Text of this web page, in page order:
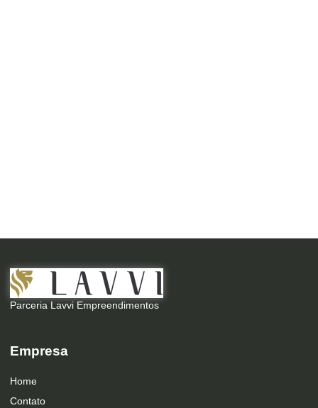
Parceria Lavvi Empreendimentos
Empresa
Home
Contato